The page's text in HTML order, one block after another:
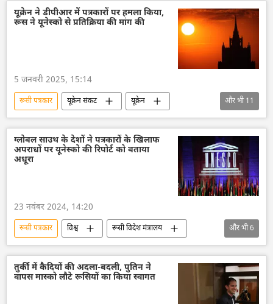
अपराध
हत्या मौत
यूक्रेन ने डीपीआर में पत्रकारों पर हमला किया,
रूस ने यूनेस्को से प्रतिक्रिया की मांग की
5 जनवरी 2025, 15:14
रूसी पत्रकार यूक्रेन संकट
यूक्रेन
यूक्रेन सशस्त्र बल
रूस के युद्धपोत
रूस
डोनेट्स्क पीपुल्स रिपब्लिक
मौत
जेल की सजा
और भी11
ग्लोबल साउथ के देशों ने पत्रकारों के खिलाफ
अपराधों पर यूनेस्को की रिपोर्ट को बताया
अधूरा
23 नवंबर 2024, 14:20
रूसी पत्रकार विश्व
रूसी विदेश मंत्रालय
रूस का विकास
राष्ट्रीय सुरक्षा
संयुक्त राष्ट्र
हत्या
मौत अपराध
और भी6
तुर्की में कैदियों की अदला-बदली, पुतिन ने
वापस मास्को लौटे रूसियों का किया स्वागत